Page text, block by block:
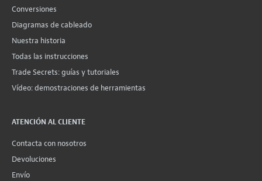
Conversiones
Diagramas de cableado
Nuestra historia
Todas las instrucciones
Trade Secrets: guías y tutoriales
Vídeo: demostraciones de herramientas
ATENCIÓN AL CLIENTE
Contacta con nosotros
Devoluciones
Envío